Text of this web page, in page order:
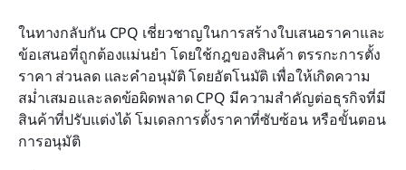
ในทางกลับกัน CPQ เชี่ยวชาญในการสร้างใบเสนอราคาและ
ข้อเสนอที่ถูกต้องแม่นยำ โดยใช้กฎของสินค้า ตรรกะการตั้ง
ราคา ส่วนลด และคำอนุมัติ โดยอัตโนมัติ เพื่อให้เกิดความ
สม่ำเสมอและลดข้อผิดพลาด CPQ มีความสำคัญต่อธุรกิจที่มี
สินค้าที่ปรับแต่งได้ โมเดลการตั้งราคาที่ซับซ้อน หรือขั้นตอน
การอนุมัติ